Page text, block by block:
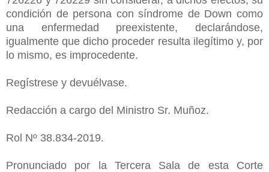
condición de persona con síndrome de Down como
una enfermedad preexistente, declarándose,
igualmente que dicho proceder resulta ilegítimo y, por
lo mismo, es improcedente.
Regístrese y devuélvase.
Redacción a cargo del Ministro Sr. Muñoz.
Rol Nº 38.834-2019.
Pronunciado por la Tercera Sala de esta Corte